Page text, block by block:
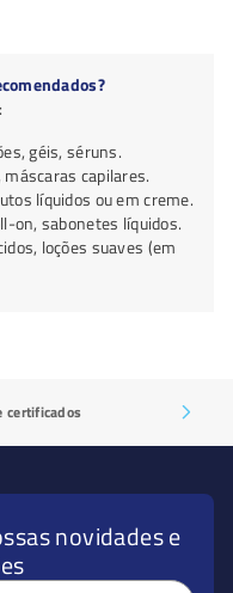
géis, séruns.
capilares.
líquidos ou em creme.
on, sabonetes líquidos.
loções suaves (em
certificados
novidades e